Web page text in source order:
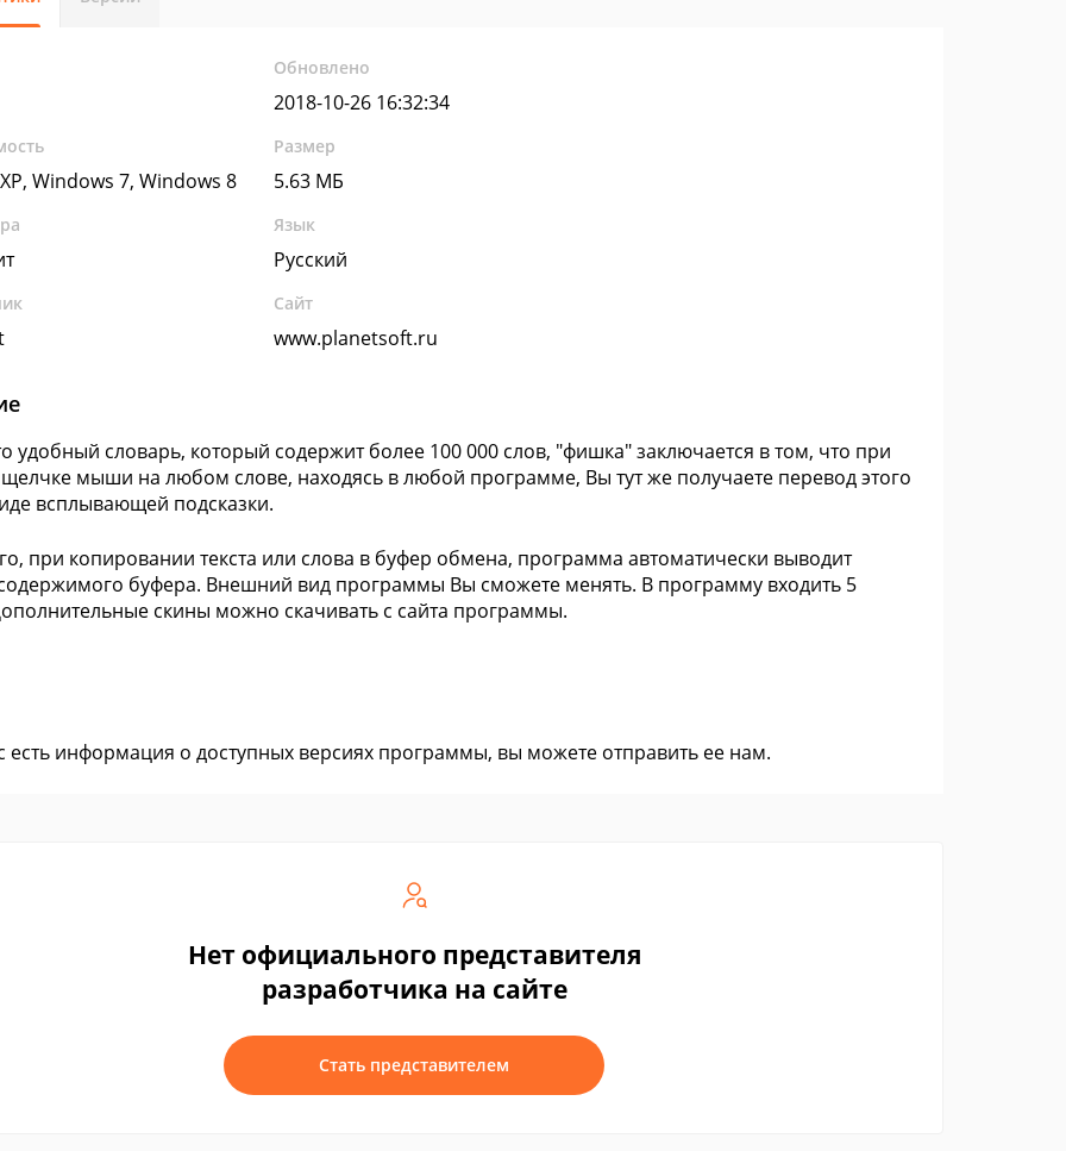
Обновлено
2018-10-26 16:32:34
Windows 7, Windows 8
Размер
5.63 МБ
Язык
Русский
Сайт
www.planetsoft.ru
удобный словарь, который содержит более 100 000 слов, "фишка" заключается в том, что при
мыши на любом слове, находясь в любой программе, Вы тут же получаете перевод этого
всплывающей подсказки.
при копировании текста или слова в буфер обмена, программа автоматически выводит
буфера. Внешний вид программы Вы сможете менять. В программу входить 5
скины можно скачивать с сайта программы.
есть информация о доступных версиях программы, вы можете отправить ее нам.
Нет официального представителя
разработчика на сайте
Стать представителем